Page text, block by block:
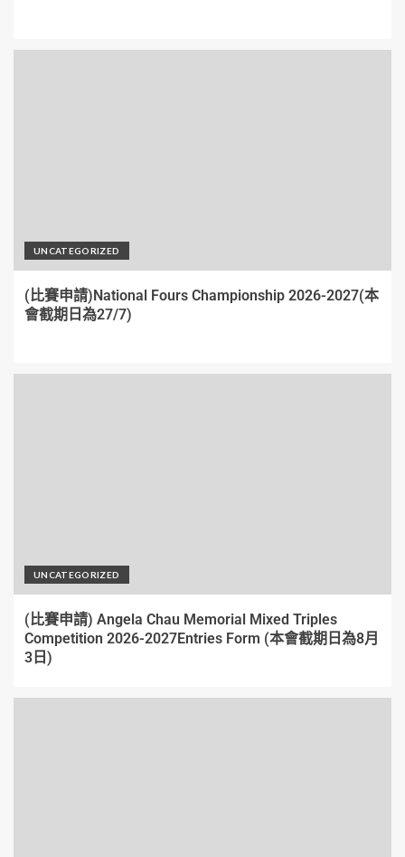
UNCATEGORIZED
(比賽申請)National Fours Championship 2026-2027(本
會截期日為27/7)
UNCATEGORIZED
(比賽申請) Angela Chau Memorial Mixed Triples
Competition 2026-2027Entries Form (本會截期日為8月
3日)